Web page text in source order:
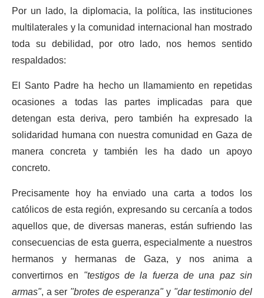
Por un lado, la diplomacia, la política, las instituciones
multilaterales y la comunidad internacional han mostrado
toda su debilidad, por otro lado, nos hemos sentido
respaldados:
El Santo Padre ha hecho un llamamiento en repetidas
ocasiones a todas las partes implicadas para que
detengan esta deriva, pero también ha expresado la
solidaridad humana con nuestra comunidad en Gaza de
manera concreta y también les ha dado un apoyo
concreto.
Precisamente hoy ha enviado una carta a todos los
católicos de esta región, expresando su cercanía a todos
aquellos que, de diversas maneras, están sufriendo las
consecuencias de esta guerra, especialmente a nuestros
hermanos y hermanas de Gaza, y nos anima a
convertirnos en "testigos de la fuerza de una paz sin
armas", a ser"brotes de esperanza"y"dar testimonio del